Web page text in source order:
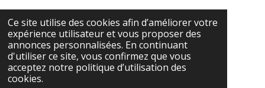
Ce site utilise des cookies afin d’améliorer votre
expérience utilisateur et vous proposer des
annonces personnalisées. En continuant
d'utiliser ce site, vous confirmez que vous
acceptez notre politique d’utilisation des
cookies.